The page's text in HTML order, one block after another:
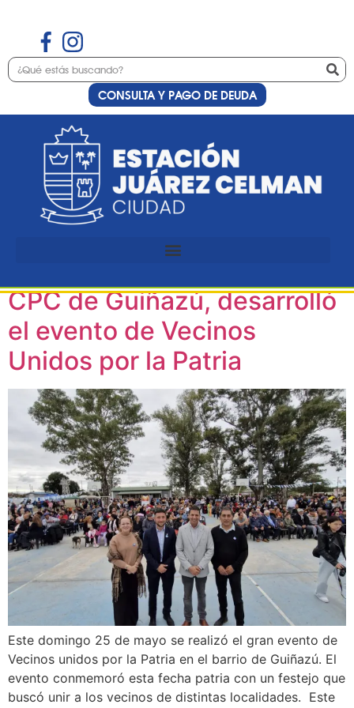
CONSULTA Y PAGO DE DEUDA
Etiqueta:CPC
Un 25 de mayo con desfile y
peña: Estación Juárez
CPC de Guiñazú, desarrolló
el evento de Vecinos
Unidos por la Patria
Este domingo 25 de mayo se realizó el gran evento de
Vecinos unidos por la Patria en el barrio de Guiñazú. El
evento conmemoró esta fecha patria con un festejo que
buscó unir a los vecinos de distintas localidades. Este